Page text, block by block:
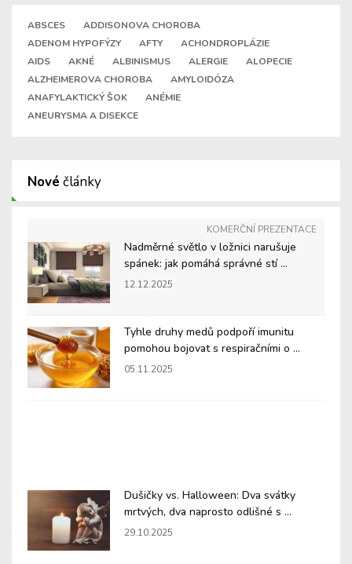
ABSCES
ADDISONOVA CHOROBA
ADENOM HYPOFÝZY
AFTY
ACHONDROPLÁZIE
AIDS
AKNÉ ALBINISMUS ALERGIE
ALOPECIE
ALZHEIMEROVA CHOROBA
AMYLOIDÓZA
ANAFYLAKTICKÝ ŠOK
ANÉMIE
ANEURYSMA A DISEKCE
Nové články
KOMERČNÍ PREZENTACE
Nadměrné světlo v ložnici narušuje
spánek: jak pomáhá správné stí ...
12.12.2025
Tyhle druhy medů podpoří imunitu
pomohou bojovat s respiračními o ...
05.11.2025
Dušičky vs. Halloween: Dva svátky
mrtvých, dva naprosto odlišné s ...
29.10.2025